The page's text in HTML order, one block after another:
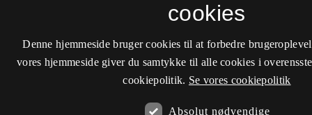
cookies
Denne hjemmeside bruger cookies til at forbedre
vores hjemmeside giver du samtykke til alle cookies i
cookiepolitik. Se vores cookiepolitik
Absolut nødvendige